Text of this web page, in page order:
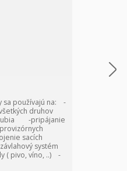
sa používajú na: -
druhov
-pripájanie
sacích
systém
( pivo, víno, ..) -